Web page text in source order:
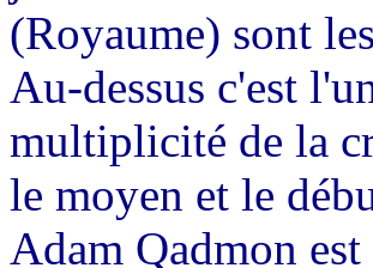
(Royaume) sont
Au-dessus c'est
multiplicité de la
le moyen et le
Adam Qadmon